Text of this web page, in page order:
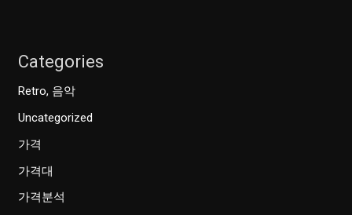
Categories
Retro, 음악
Uncategorized
가격
가격대
가격분석